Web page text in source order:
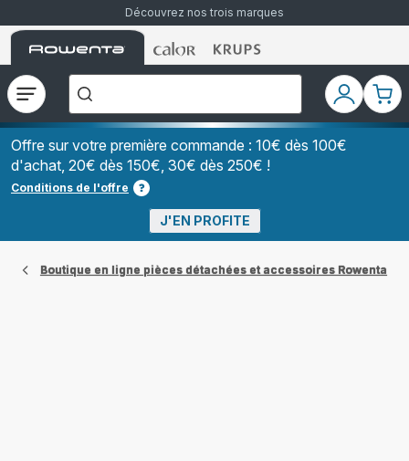
Découvrez nos trois marques
Accueil
Rowenta
Accueil
Rowenta
Accueil
Rowenta
Ouvrir
le
menu
recherchez-
vous
?","Aspirateurs
à
Grains","Centrales
Vapeurs","Sèche
Cheveux"]
Mon
compte
Mon
Offre sur votre première commande : 10€ dès 100€
d'achat, 20€ dès 150€, 30€ dès 250€ !
Conditions de l'offre
J'EN PROFITE
Boutique en ligne pièces détachées et accessoires Rowenta